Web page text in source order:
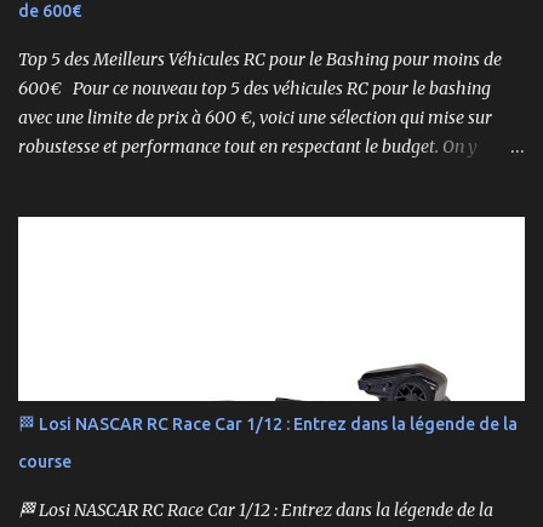
Électronique installée Carrosserie peinte et décorée Radio à volant
de 600€
Top 5 des Meilleurs Véhicules RC pour le Bashing pour moins de
600€ Pour ce nouveau top 5 des véhicules RC pour le bashing
avec une limite de prix à 600 €, voici une sélection qui mise sur
robustesse et performance tout en respectant le budget. On y
🏁 Losi NASCAR RC Race Car 1/12 : Entrez dans la légende de la
course
🏁 Losi NASCAR RC Race Car 1/12 : Entrez dans la légende de la